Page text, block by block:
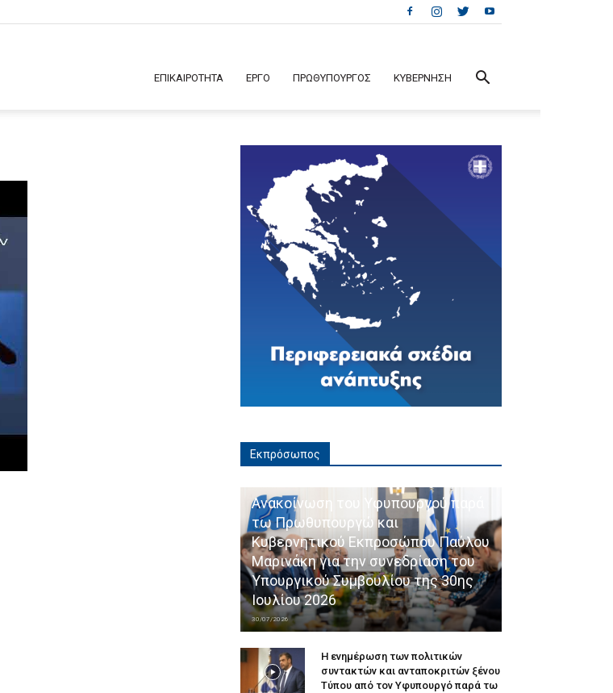
ΕΠΙΚΑΙΡΟΤΗΤΑ ΕΡΓΟ ΠΡΩΘΥΠΟΥΡΓΟΣ ΚΥΒΕΡΝΗΣΗ
Εκπρόσωπος
Ανακοίνωση του Υφυπουργού παρά
τω Πρωθυπουργώ και
Κυβερνητικού Εκπροσώπου Παύλου
Μαρινάκη για την συνεδρίαση του
Υπουργικού Συμβουλίου της 30ης
Ιουλίου 2026
30/07/2026
Η ενημέρωση των πολιτικών
συντακτών και ανταποκριτών ξένου
Τύπου από τον Υφυπουργό παρά τω